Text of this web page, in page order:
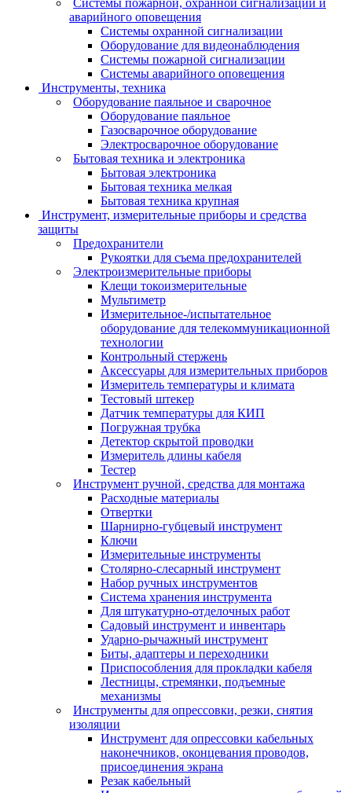
Системы пожарной, охранной сигнализации и
аварийного оповещения
Системы охранной сигнализации
Оборудование для видеонаблюдения
Системы пожарной сигнализации
Системы аварийного оповещения
Инструменты, техника
Оборудование паяльное и сварочное
Оборудование паяльное
Газосварочное оборудование
Электросварочное оборудование
Бытовая техника и электроника
Бытовая электроника
Бытовая техника мелкая
Бытовая техника крупная
Инструмент, измерительные приборы и средства
защиты
Предохранители
Рукоятки для съема предохранителей
Электроизмерительные приборы
Клещи токоизмерительные
Мультиметр
Измерительное-/испытательное
оборудование для телекоммуникационной
технологии
Контрольный стержень
Аксессуары для измерительных приборов
Измеритель температуры и климата
Тестовый штекер
Датчик температуры для КИП
Погружная трубка
Детектор скрытой проводки
Измеритель длины кабеля
Тестер
Инструмент ручной, средства для монтажа
Расходные материалы
Отвертки
Шарнирно-губцевый инструмент
Ключи
Измерительные инструменты
Столярно-слесарный инструмент
Набор ручных инструментов
Система хранения инструмента
Для штукатурно-отделочных работ
Садовый инструмент и инвентарь
Ударно-рычажный инструмент
Биты, адаптеры и переходники
Приспособления для прокладки кабеля
Лестницы, стремянки, подъемные
механизмы
Инструменты для опрессовки, резки, снятия
изоляции
Инструмент для опрессовки кабельных
наконечников, оконцевания проводов,
присоединения экрана
Резак кабельный